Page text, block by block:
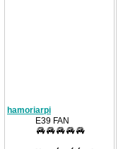
hamoriarpi
E39 FAN